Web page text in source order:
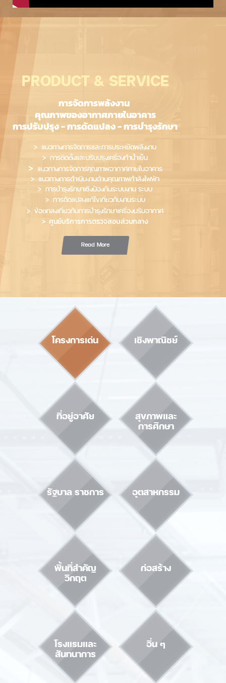
PRODUCT & SERVICE
การจัดการพลังงาน
คุณภาพของอากาศภายในอาคาร
การปรับปรุง - การดัดแปลง - การบำรุงรักษา
> แนวทางการจัดการและการประหยัดพลังงาน
> การติดตั้งและปรับปรุงเครื่องทำน้ำเย็น
> แนวทางการจัดการคุณภาพอากาศภายในอาคาร
> แนวทางการดำเนินงานด้านคุณภาพกำลังไฟฟ้า
> การบำรุงรักษาเชิงป้องกันระบบงาน ระบบ
> การดัดแปลงแก้ไขเกี่ยวกับงานระบบ
> ข้อตกลงเกี่ยวกับการบำรุงรักษาเครื่องปรับอากาศ
> ศูนย์บริการการตรวจสอบส่วนกลาง
Read More
โครงการเด่น เชิงพาณิชย์
ที่อยู่อาศัย สุขภาพและ
การศึกษา
รัฐบาล ราชการ อุตสาหกรรม
พื้นที่สำคัญ
วิกฤต
ก่อสร้าง
โรงแรมและ
สันทนาการ
อื่น ๆ